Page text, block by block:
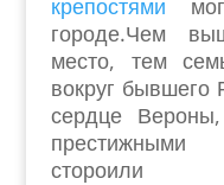
крепостями
городе.Чем
место, тем
вокруг бывшего
сердце
стороили